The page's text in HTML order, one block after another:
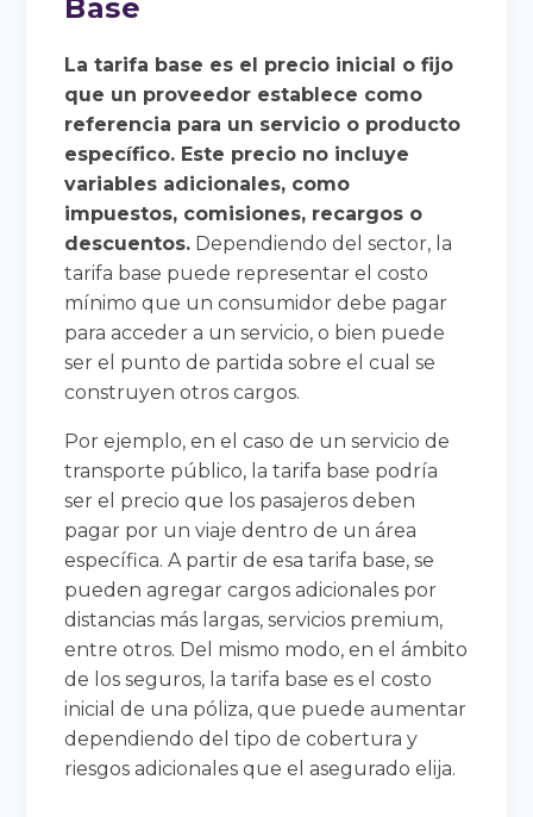
Base
La tarifa base es el precio inicial o fijo
que un proveedor establece como
referencia para un servicio o producto
específico. Este precio no incluye
variables adicionales, como
impuestos, comisiones, recargos o
descuentos. Dependiendo del sector, la
tarifa base puede representar el costo
mínimo que un consumidor debe pagar
para acceder a un servicio, o bien puede
ser el punto de partida sobre el cual se
construyen otros cargos.
Por ejemplo, en el caso de un servicio de
transporte público, la tarifa base podría
ser el precio que los pasajeros deben
pagar por un viaje dentro de un área
específica. A partir de esa tarifa base, se
pueden agregar cargos adicionales por
distancias más largas, servicios premium,
entre otros. Del mismo modo, en el ámbito
de los seguros, la tarifa base es el costo
inicial de una póliza, que puede aumentar
dependiendo del tipo de cobertura y
riesgos adicionales que el asegurado elija.